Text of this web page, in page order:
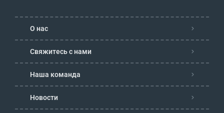
О нас
Свяжитесь с нами
Наша команда
Новости